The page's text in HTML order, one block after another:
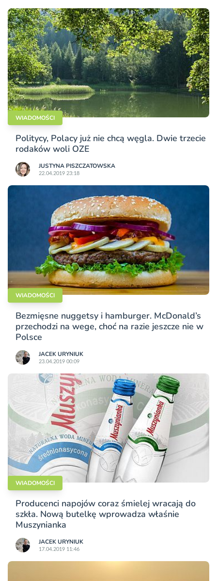
WIADOMOŚCI
Politycy, Polacy już nie chcą węgla. Dwie trzecie
rodaków woli OZE
JUSTYNA PISZCZATOWSKA
22.04.2019 23:18
WIADOMOŚCI
Bezmięsne nuggetsy i hamburger. McDonald’s
przechodzi na wege, choć na razie jeszcze nie w
Polsce
JACEK URYNIUK
23.04.2019 00:09
WIADOMOŚCI
Producenci napojów coraz śmielej wracają do
szkła. Nową butelkę wprowadza właśnie
Muszynianka
JACEK URYNIUK
17.04.2019 11:46